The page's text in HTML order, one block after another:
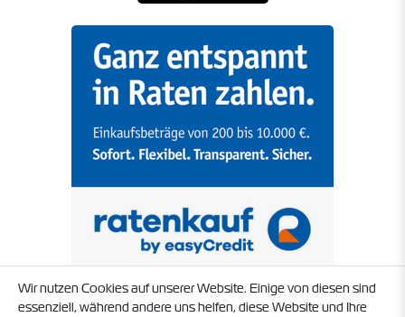
Wir nutzen Cookies auf unserer Website. Einige von diesen sind
essenziell, während andere uns helfen, diese Website und Ihre